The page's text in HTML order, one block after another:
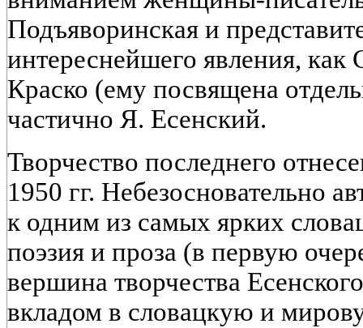
Подъяворинская и
интереснейшего явления,
Краско (ему посвящена
частично Я. Есенский.
Творчество последнего
1950 гг. Небезосновательно
к одним из самых ярких
поэзия и проза (в первую
вершина творчества
вкладом в словацкую и